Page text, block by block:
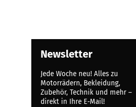
Newsletter
Jede Woche neu! Alles zu
Motorrädern, Bekleidung,
Zubehör, Technik und mehr –
direkt in Ihre E-Mail!